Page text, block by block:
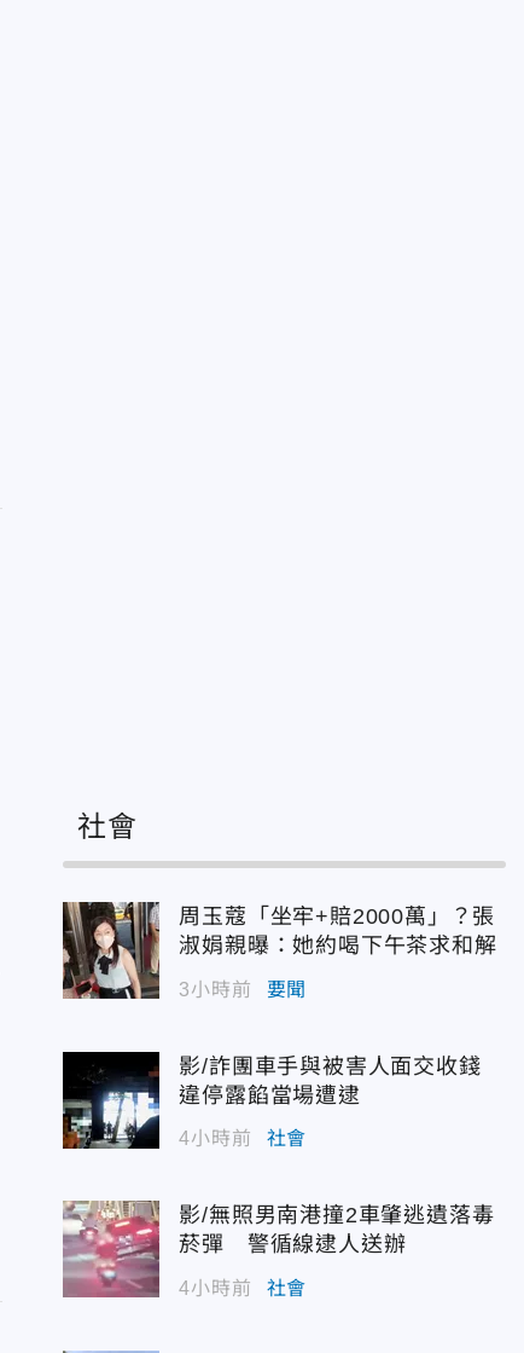
社會
周玉蔻「坐牢+賠2000萬」？張
淑娟親曝：她約喝下午茶求和解
3小時前 要聞
影/詐團車手與被害人面交收錢
違停露餡當場遭逮
4小時前 社會
影/無照男南港撞2車肇逃遺落毒
菸彈 警循線逮人送辦
4小時前 社會